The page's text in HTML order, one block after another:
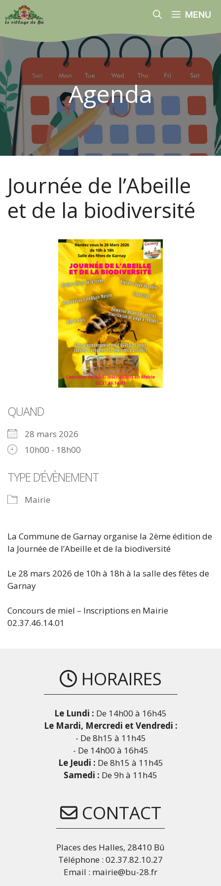
au
MENU
Agenda
Journée de l’Abeille
et de la biodiversité
QUAND
28 mars 2026
10h00 - 18h00
TYPE D’ÉVÈNEMENT
Mairie
La Commune de Garnay organise la 2ème édition de
la Journée de l’Abeille et de la biodiversité
Le 28 mars 2026 de 10h à 18h à la salle des fêtes de
Garnay
Concours de miel – Inscriptions en Mairie
02.37.46.14.01
HORAIRES
Le Lundi : De 14h00 à 16h45
Le Mardi, Mercredi et Vendredi :
- De 8h15 à 11h45
- De 14h00 à 16h45
Le Jeudi : De 8h15 à 11h45
Samedi : De 9h à 11h45
CONTACT
Places des Halles, 28410 Bû
Téléphone : 02.37.82.10.27
Email : mairie@bu-28.fr